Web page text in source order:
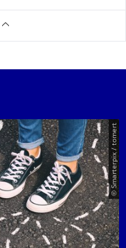
© Smarterpix / tomert